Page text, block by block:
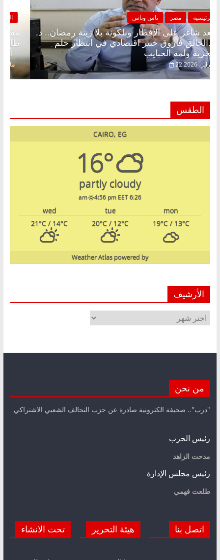
الرئيسية مصر ناس وناس
مقعد شاغر على الإفطار وبلكونة بلا زينة رمضان.. د.
عبدالخالق فاروق خبير اقتصادي في انتظار حلم
الحرية ولمة الحبايب
22 فبراير، 2026
الطقس
CAIRO, EG
16°
partly cloudy
6:26 am
4:56 pm EET
mon
tue
wed
19°C/ 13°C
20°C / 12°C
21°C / 14°C
powered by
Weather Atlas
الأرشيف
الأرشيف
من نحن
"درب".. صحيفة الكترونية صادرة عن حزب التحالف الشعبي الاشتراكي
رئيس الحزب
مدحت الزاهد
رئيس مجلس الإدارة
طلعت فهمي
اتصل بنا هيئة التحرير تحت الانشاء